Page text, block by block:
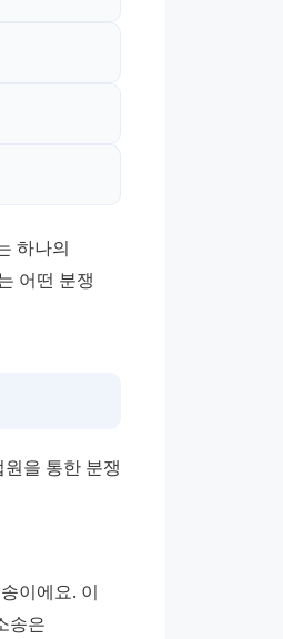
하나의
어떤 분쟁
을 통한 분쟁
이에요. 이
송은